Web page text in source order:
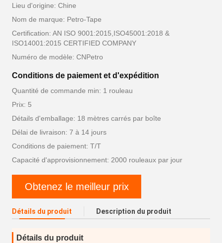
Lieu d'origine: Chine
Nom de marque: Petro-Tape
Certification: AN ISO 9001:2015,ISO45001:2018 &
ISO14001:2015 CERTIFIED COMPANY
Numéro de modèle: CNPetro
Conditions de paiement et d'expédition
Quantité de commande min: 1 rouleau
Prix: 5
Détails d'emballage: 18 mètres carrés par boîte
Délai de livraison: 7 à 14 jours
Conditions de paiement: T/T
Capacité d'approvisionnement: 2000 rouleaux par jour
Obtenez le meilleur prix
Détails du produit Description du produit
Détails du produit